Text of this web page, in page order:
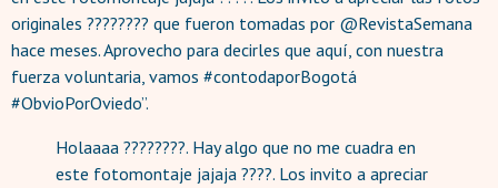
originales ???????? que fueron tomadas por @RevistaSemana
hace meses. Aprovecho para decirles que aquí, con nuestra
fuerza voluntaria, vamos #contodaporBogotá
#ObvioPorOviedo”.
Holaaaa ????????. Hay algo que no me cuadra en
este fotomontaje jajaja ????. Los invito a apreciar